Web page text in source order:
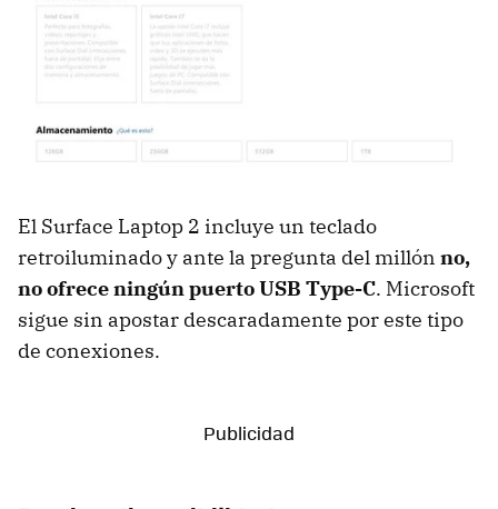
El Surface Laptop 2 incluye un teclado
retroiluminado y ante la pregunta del millón no,
no ofrece ningún puerto USB Type-C. Microsoft
sigue sin apostar descaradamente por este tipo
de conexiones.